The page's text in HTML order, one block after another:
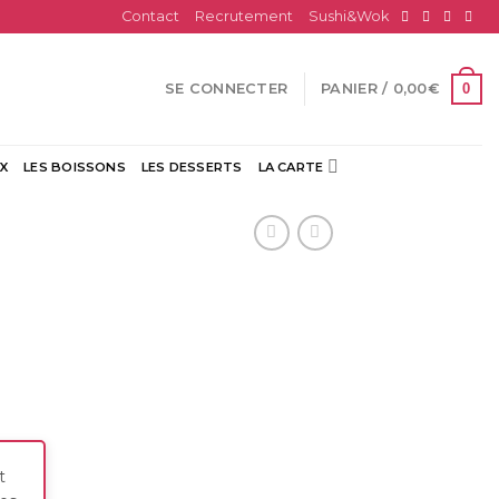
Contact Recrutement Sushi&Wok
SE CONNECTER PANIER / 0,00€ 0
LES BOISSONS LES DESSERTS LA CARTE